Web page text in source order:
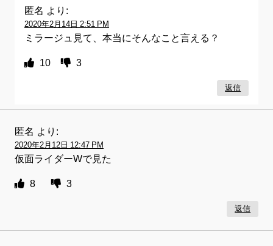
匿名 より:
2020年2月14日 2:51 PM
ミラージュ見て、本当にそんなこと言える？
10 3
返信
匿名 より:
2020年2月12日 12:47 PM
仮面ライダーWで見た
8 3
返信